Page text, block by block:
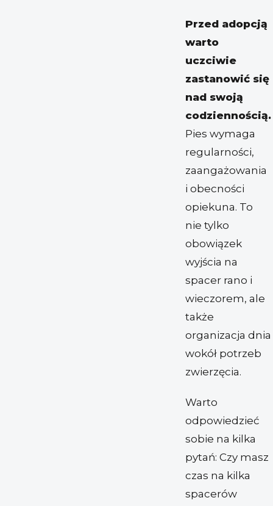
Przed adopcją
warto
uczciwie
zastanowić się
nad swoją
codziennością.
Pies wymaga
regularności,
zaangażowania
i obecności
opiekuna. To
nie tylko
obowiązek
wyjścia na
spacer rano i
wieczorem, ale
także
organizacja dnia
wokół potrzeb
zwierzęcia.
Warto
odpowiedzieć
sobie na kilka
pytań: Czy masz
czas na kilka
spacerów